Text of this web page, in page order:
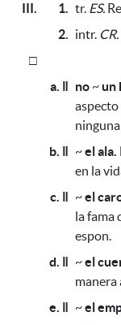
III.
1. tr. ES.
2. intr. CR.
□
a. ǁ no ~un
b. ǁ ~el ala.
en la
c. ǁ ~el
la fama
espon.
d. ǁ ~el
manera
e. ǁ ~el